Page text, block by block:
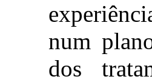
num
dos